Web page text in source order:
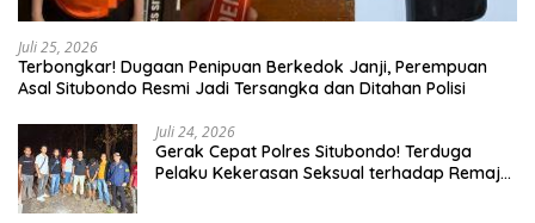
Juli 25, 2026
Terbongkar! Dugaan Penipuan Berkedok Janji, Perempuan
Asal Situbondo Resmi Jadi Tersangka dan Ditahan Polisi
Juli 24, 2026
Gerak Cepat Polres Situbondo! Terduga
Pelaku Kekerasan Seksual terhadap Remaja